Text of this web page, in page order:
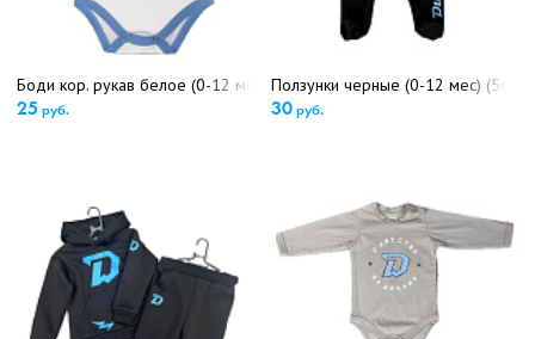
Боди кор. рукав белое (0-12 мес)(5619)
25 руб.
Ползунки черные (0-12 мес) (5623)
30 руб.